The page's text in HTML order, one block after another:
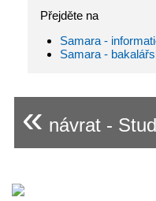
Přejděte na
Samara -
Samara -
« návrat -